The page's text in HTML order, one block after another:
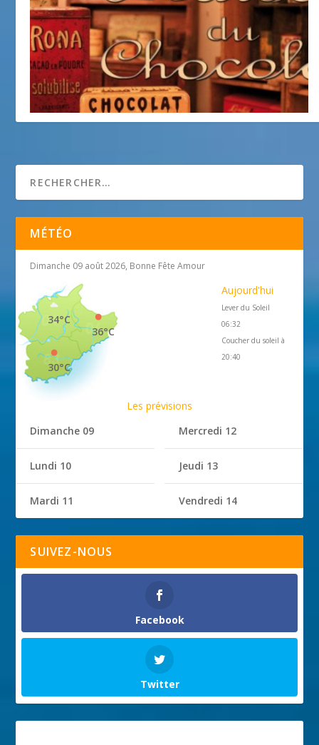
MÉTÉO
Dimanche 09 août 2026, Bonne Fête Amour
36°C
34°C
30°C
Aujourd'hui
Lever du Soleil
06:32
Coucher du soleil à
20:40
Les prévisions
Dimanche 09
Lundi 10
Mardi 11
Mercredi 12
Jeudi 13
Vendredi 14
SUIVEZ-NOUS
Facebook
Twitter